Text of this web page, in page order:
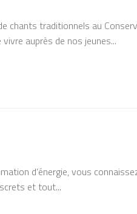
chants traditionnels au
auprès de nos jeunes...
d’énergie, vous
et tout...